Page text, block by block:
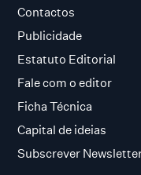
Contactos
Publicidade
Estatuto Editorial
Fale com o editor
Ficha Técnica
Capital de ideias
Subscrever